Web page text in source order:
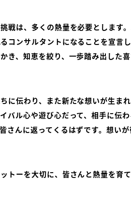
戦は、多くの熱量を必要とします
コンサルタントになることを宣言し
き、知恵を絞り、一歩踏み出した
に伝わり、また新たな想いが生ま
バル心や遊び心だって、相手に伝
さんに返ってくるはずです。想いが
トーを大切に、皆さんと熱量を育